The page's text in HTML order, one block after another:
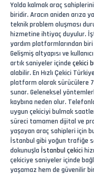
Yolda kalmak araç
biridir. Aracın aniden arıza
teknik problem oluşması
hizmetine ihtiyaç duyulur.
yardım platformlarından biri
Gelişmiş altyapısı ve
artık saniyeler içinde çekici
alabilir. En Hızlı Çekici
platform olarak sürücülere
sunar. Geleneksel
kaybına neden olur.
uygun çekiciyi bulmak
süreci tamamen dijital ve
yaşayan araç sahipleri için
İstanbul gibi yoğun trafiğe
dokunuşla İstanbul çekici
çekiciye saniyeler içinde
yaşamaz hem de güvenilir